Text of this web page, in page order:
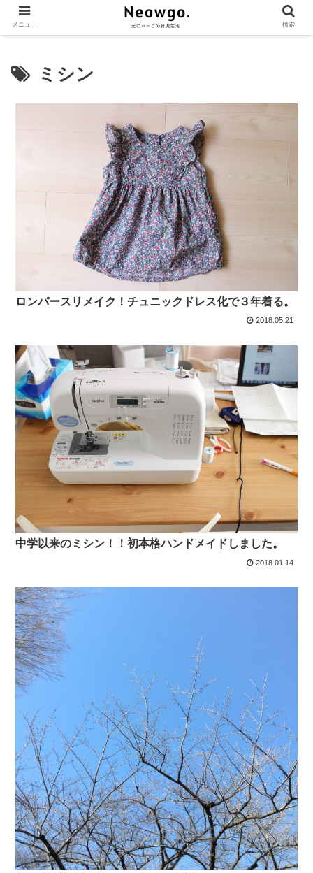
ミシン
ロンパースリメイク！チュニックドレス化で３年着る。
2018.05.21
中学以来のミシン！！初本格ハンドメイドしました。
2018.01.14
メニュー 検索